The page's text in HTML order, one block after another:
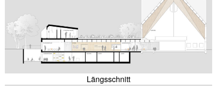
Längsschnitt